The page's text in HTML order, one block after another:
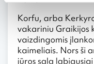
Korfu, arba
vakariniu Graikijos
vaizdingomis
kaimeliais. Nors ši
jūros sala